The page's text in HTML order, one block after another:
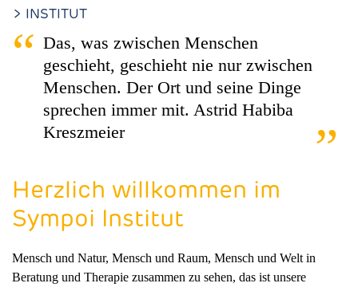
> INSTITUT
Das, was zwischen Menschen
geschieht, geschieht nie nur zwischen
Menschen. Der Ort und seine Dinge
sprechen immer mit. Astrid Habiba
Kreszmeier
Herzlich willkommen im
Sympoi Institut
Mensch und Natur, Mensch und Raum, Mensch und Welt in
Beratung und Therapie zusammen zu sehen, das ist unsere